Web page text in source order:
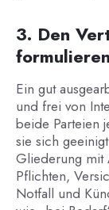
3. Den
formulieren
Ein gut
und frei von
beide Parteien
sie sich
Gliederung mit
Pflichten,
Notfall und